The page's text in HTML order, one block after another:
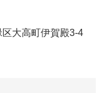
大高町伊賀殿3-4